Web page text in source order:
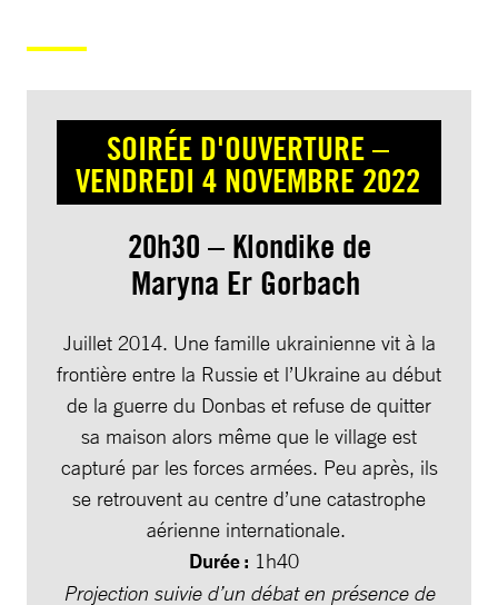
SOIRÉE D'OUVERTURE –
VENDREDI 4 NOVEMBRE 2022
20h30 – Klondike de
Maryna Er Gorbach
Juillet 2014. Une famille ukrainienne vit à la
frontière entre la Russie et l’Ukraine au début
de la guerre du Donbas et refuse de quitter
sa maison alors même que le village est
capturé par les forces armées. Peu après, ils
se retrouvent au centre d’une catastrophe
aérienne internationale.
Durée : 1h40
Projection suivie d’un débat en présence de